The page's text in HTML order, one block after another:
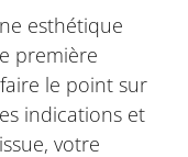
esthétique
première
le point sur
indications et
votre